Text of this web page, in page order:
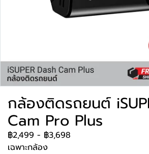
กล้องติดรถยนต์
Cam Pro Plus
฿2,499 - ฿3,698
เฉพาะกล้อง